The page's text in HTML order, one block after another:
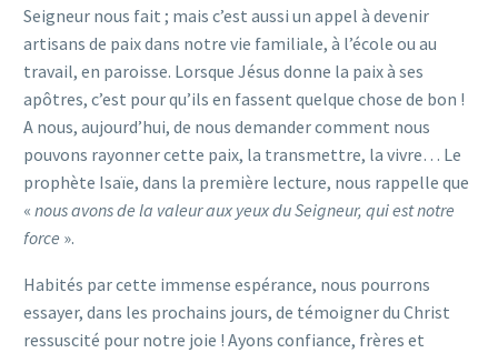
Seigneur nous fait ; mais c’est aussi un appel à devenir
artisans de paix dans notre vie familiale, à l’école ou au
travail, en paroisse. Lorsque Jésus donne la paix à ses
apôtres, c’est pour qu’ils en fassent quelque chose de bon !
A nous, aujourd’hui, de nous demander comment nous
pouvons rayonner cette paix, la transmettre, la vivre… Le
prophète Isaïe, dans la première lecture, nous rappelle que
« nous avons de la valeur aux yeux du Seigneur, qui est notre
force ».
Habités par cette immense espérance, nous pourrons
essayer, dans les prochains jours, de témoigner du Christ
ressuscité pour notre joie ! Ayons confiance, frères et